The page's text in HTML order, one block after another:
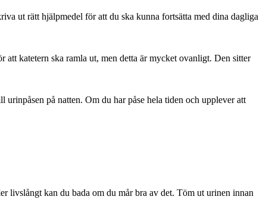
ut rätt hjälpmedel för att du ska kunna fortsätta med dina dagliga
katetern ska ramla ut, men detta är mycket ovanligt. Den sitter
på natten. Om du har påse hela tiden och upplever att
kan du bada om du mår bra av det. Töm ut urinen innan